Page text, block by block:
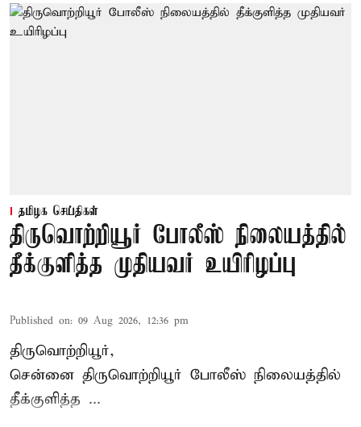
தமிழக செய்திகள்
திருவொற்றியூர் போலீஸ் நிலையத்தில்
தீக்குளித்த முதியவர் உயிரிழப்பு
Published on: 09 Aug 2026, 12:36 pm
திருவொற்றியூர்,
சென்னை திருவொற்றியூர் போலீஸ் நிலையத்தில்
தீக்குளித்த ...